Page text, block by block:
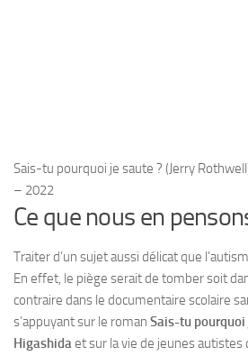
Sais-tu pourquoi je saute ? (Jerry
– 2022
Ce que nous en
Traiter d’un sujet aussi délicat que
En effet, le piège serait de tomber soit
contraire dans le documentaire scolaire
s’appuyant sur le roman Sais-tu pourquoi
Higashidaet sur la vie de jeunes autistes